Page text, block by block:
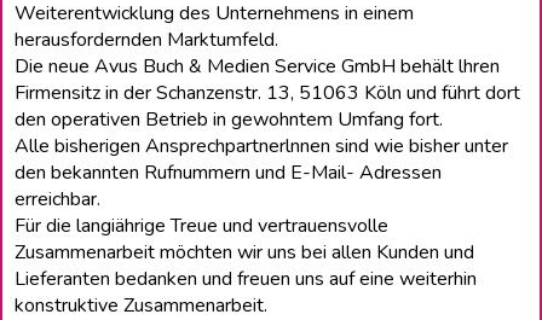
Weiterentwicklung des Unternehmens in einem
herausfordernden Marktumfeld.
Die neue Avus Buch & Medien Service GmbH behält lhren
Firmensitz in der Schanzenstr. 13, 51063 Köln und führt dort
den operativen Betrieb in gewohntem Umfang fort.
Alle bisherigen Ansprechpartnerlnnen sind wie bisher unter
den bekannten Rufnummern und E-Mail- Adressen
erreichbar.
Für die langiährige Treue und vertrauensvolle
Zusammenarbeit möchten wir uns bei allen Kunden und
Lieferanten bedanken und freuen uns auf eine weiterhin
konstruktive Zusammenarbeit.